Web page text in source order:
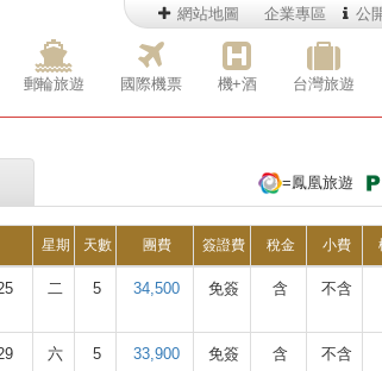
郵輪旅遊 國際機票 機+酒 台灣旅遊
網站地圖 企業專區 公
=鳳凰旅遊
星期 天數 團費 簽證費 稅金 小費
二 5 34,500 免簽 含 不含
六 5 33,900 免簽 含 不含